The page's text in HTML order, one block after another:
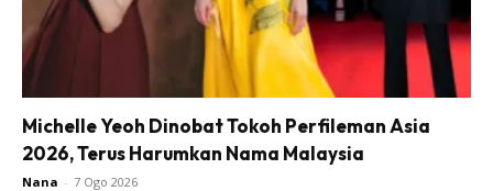
Michelle Yeoh Dinobat Tokoh Perfileman Asia
2026, Terus Harumkan Nama Malaysia
Nana - 7 Ogo 2026